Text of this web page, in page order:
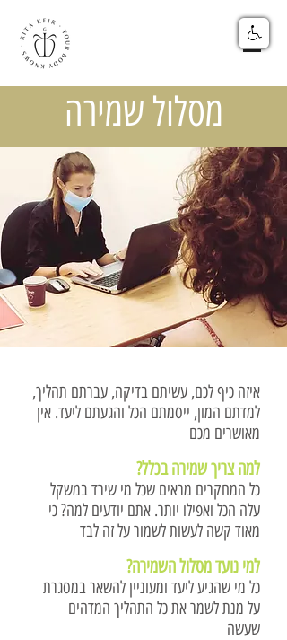
מסלול שמירה
איזה כיף לכם, עשיתם בדיקה, עברתם תהליך,
למדתם המון, ייסמתם הכל והגעתם ליעד. אין
מאושרים מכם
למה צריך שמירה בכלל?
כל המחקרים מראים שכל מי שירד במשקל
עלה הכל ואפילו יותר. אתם יודעים למה? כי
מאוד קשה לעשות לשמור על זה לבד
למי נועד מסלול השמירה?
כל מי שהגיע ליעד ומעוניין להשאר במסגרת
על מנת לשמר את כל התהליך המדהים
שעשה